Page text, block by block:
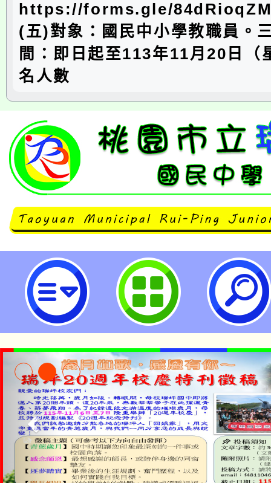
https://forms.gle/
(五)對象：國民中小學教職員。
間：即日起至113年11月20日（
名人數
「全面性教育(含愛滋病防治)計畫
之全面性教育工作坊坊（北區場）
國民中學
公告本校115學年度第